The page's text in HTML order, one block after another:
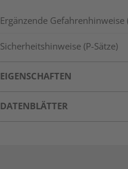
Ergänzende Gefahrenhinweise
Sicherheitshinweise (P-Sätze)
EIGENSCHAFTEN
DATENBLÄTTER